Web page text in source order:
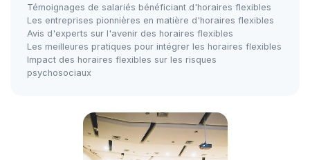
Témoignages de salariés bénéficiant d'horaires flexibles
Les entreprises pionnières en matière d'horaires flexibles
Avis d'experts sur l'avenir des horaires flexibles
Les meilleures pratiques pour intégrer les horaires flexibles
Impact des horaires flexibles sur les risques
psychosociaux